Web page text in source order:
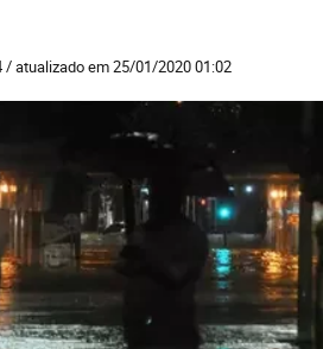
atualizado em 25/01/2020 01:02